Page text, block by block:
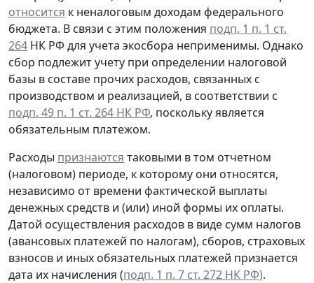
относится к неналоговым доходам федерального
бюджета. В связи с этим положения подп. 1 п. 1 ст.
264 НК РФ для учета экосбора неприменимы. Однако
сбор подлежит учету при определении налоговой
базы в составе прочих расходов, связанных с
производством и реализацией, в соответствии с
подп. 49 п. 1 ст. 264 НК РФ, поскольку является
обязательным платежом.
Расходы признаются таковыми в том отчетном
(налоговом) периоде, к которому они относятся,
независимо от времени фактической выплаты
денежных средств и (или) иной формы их оплаты.
Датой осуществления расходов в виде сумм налогов
(авансовых платежей по налогам), сборов, страховых
взносов и иных обязательных платежей признается
дата их начисления (подп. 1 п. 7 ст. 272 НК РФ).